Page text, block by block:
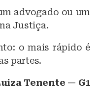
advogado ou um
Justiça.
o mais rápido é
partes.
Tenente — G1